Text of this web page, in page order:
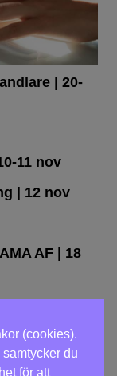
| 20-
11 nov
| 12 nov
AF| 18
nov
(cookies).
du
för att